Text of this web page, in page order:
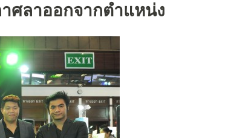
ศลาออกจากตำแหน่ง